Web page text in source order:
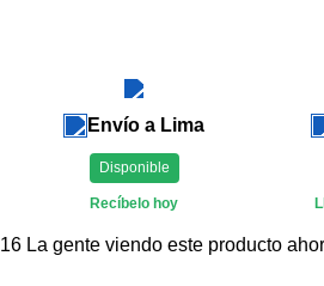
Envío a Lima
Disponible
Recíbelo hoy
16 La gente viendo este producto